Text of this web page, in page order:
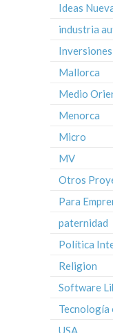
Ideas
industria
Inversiones
Mallorca
Medio
Menorca
Micro
MV
Otros
Para
paternidad
Política
Religion
Software
USA